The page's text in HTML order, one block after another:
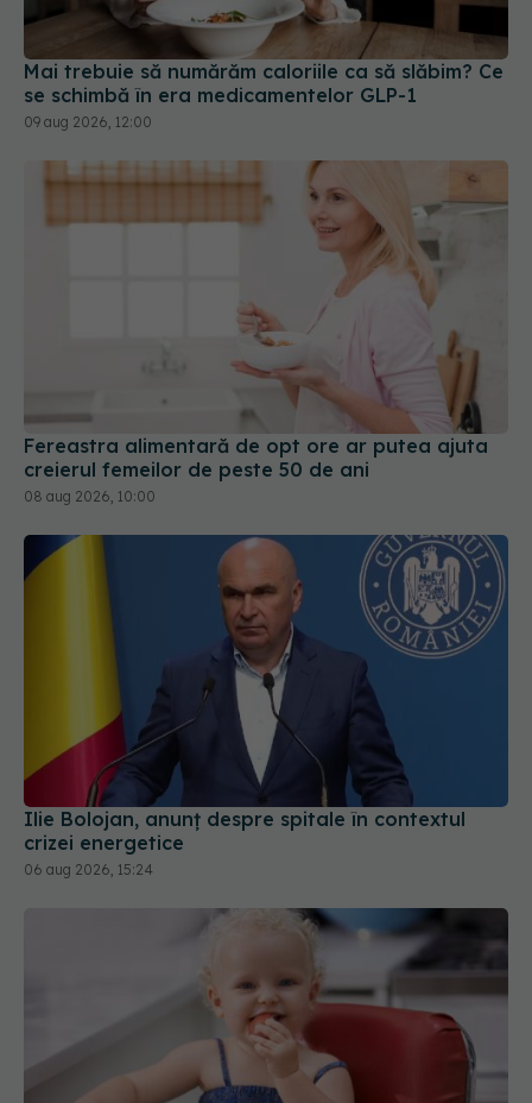
Mai trebuie să numărăm caloriile ca să slăbim? Ce
se schimbă în era medicamentelor GLP-1
09 aug 2026, 12:00
Fereastra alimentară de opt ore ar putea ajuta
creierul femeilor de peste 50 de ani
08 aug 2026, 10:00
Ilie Bolojan, anunț despre spitale în contextul
crizei energetice
06 aug 2026, 15:24